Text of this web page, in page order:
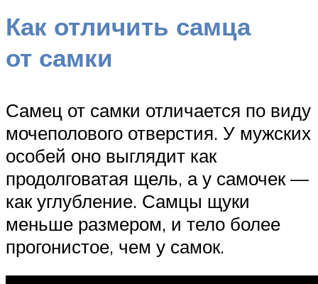
Как отличить самца
от самки
Самец от самки отличается по виду
мочеполового отверстия. У мужских
особей оно выглядит как
продолговатая щель, а у самочек —
как углубление. Самцы щуки
меньше размером, и тело более
прогонистое, чем у самок.